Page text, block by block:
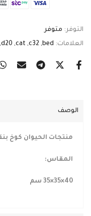
التوفر: متوفر
العلامات: bed
c32
cat
d20
الوصف
منتجات الحيوان كوخ
المقاس:
40×35×35 سم